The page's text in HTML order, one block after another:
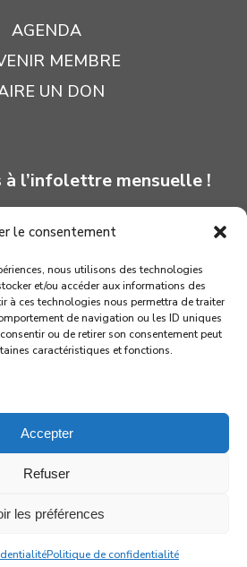
le consentement
nous utilisons des technologies
et/ou accéder aux informations des
à ces technologies nous permettra de traiter
de navigation ou les ID uniques
ou de retirer son consentement peut
caractéristiques et fonctions.
Accepter
Refuser
les préférences
Politique de confidentialité
AGENDA
MEMBRE
UN DON
à l’infolettre mensuelle !
québécoise des marionnettistes
facebookyoutube instagram